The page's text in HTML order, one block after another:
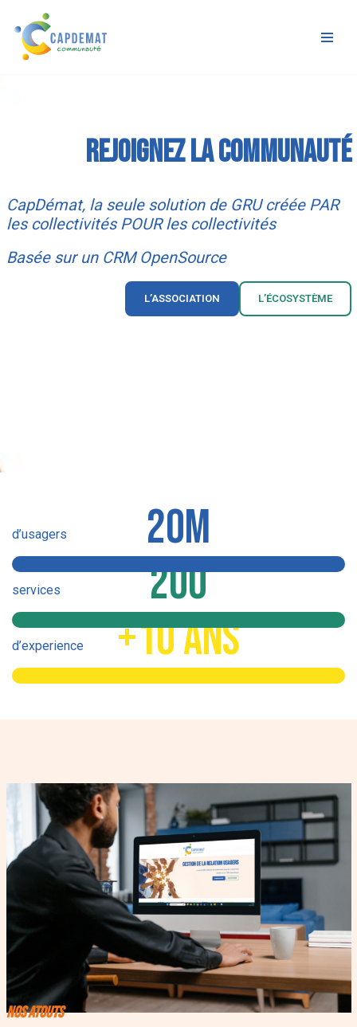
Aller
Rejoignez la communauté
CapDémat, la seule solution de GRU créée PAR
les collectivités POUR les collectivités
Basée sur un CRM OpenSource
L’ASSOCIATION L’ÉCOSYSTÈME
20M
d’usagers
200
services
+10 ans
d’experience
Nos Atouts